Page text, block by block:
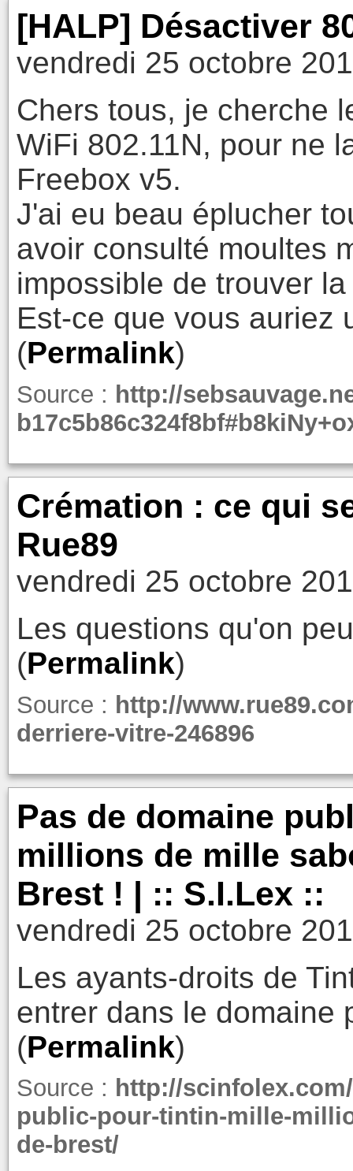
[HALP] Désactiver
vendredi 25 octobre
Chers tous, je cherche
WiFi 802.11N, pour ne
Freebox v5.
J'ai eu beau éplucher
avoir consulté moultes
impossible de trouver
Est-ce que vous auriez
(Permalink)
Source : http://
Crémation : ce qui
Rue89
vendredi 25 octobre
Les questions qu'on
(Permalink)
Source : http://
derriere-vitre-246896
Pas de domaine
millions de mille
Brest ! | :: S.I.Lex ::
vendredi 25 octobre
Les ayants-droits de
entrer dans le domaine
(Permalink)
Source : http://
public-pour-tintin-mille-
de-brest/